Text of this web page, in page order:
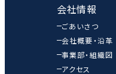
会社情報
ごあいさつ
会社概要・沿革
事業部・組織図
アクセス